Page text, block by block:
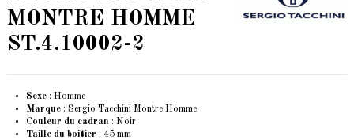
MONTRE HOMME
ST.4.10002-2
Sexe : Homme
Marque : Sergio Tacchini Montre Homme
Couleur du cadran : Noir
Taille du boîtier : 45 mm